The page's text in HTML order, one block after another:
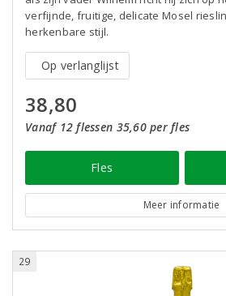
verfijnde, fruitige, delicate Mosel
herkenbare stijl.
Op verlanglijst
38,80
Vanaf 12 flessen 35,60 per fles
Fles
Meer informatie
29